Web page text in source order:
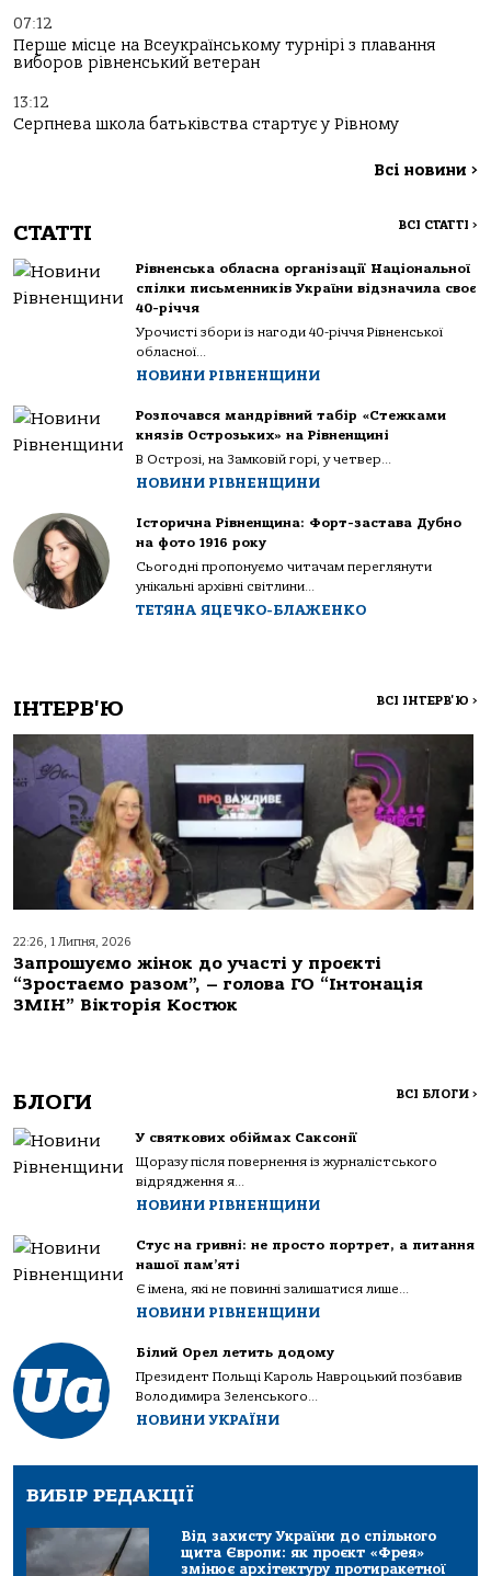
07:12
Перше місце на Всеукраїнському турнірі з плавання
виборов рівненський ветеран
13:12
Серпнева школа батьківства стартує у Рівному
Всі новини >
СТАТТІ ВСІ СТАТТІ >
Рівненська обласна організації Національної
спілки письменників України відзначила своє
40-річчя
Урочисті збори із нагоди 40-річчя Рівненської
обласної...
НОВИНИ РІВНЕНЩИНИ
Розпочався мандрівний табір «Стежками
князів Острозьких» на Рівненщині
В Острозі, на Замковій горі, у четвер...
НОВИНИ РІВНЕНЩИНИ
Історична Рівненщина: Форт-застава Дубно
на фото 1916 року
Сьогодні пропонуємо читачам переглянути
унікальні архівні світлини...
ТЕТЯНА ЯЦЕЧКО-БЛАЖЕНКО
ІНТЕРВ'Ю ВСІ ІНТЕРВ'Ю >
22:26, 1 Липня, 2026
Запрошуємо жінок до участі у проєкті
“Зростаємо разом”, – голова ГО “Інтонація
ЗМІН” Вікторія Костюк
БЛОГИ ВСІ БЛОГИ >
У святкових обіймах Саксонії
Щоразу після повернення із журналістського
відрядження я...
НОВИНИ РІВНЕНЩИНИ
Стус на гривні: не просто портрет, а питання
нашої пам’яті
Є імена, які не повинні залишатися лише...
НОВИНИ РІВНЕНЩИНИ
Білий Орел летить додому
Президент Польщі Кароль Навроцький позбавив
Володимира Зеленського...
НОВИНИ УКРАЇНИ
ВИБІР РЕДАКЦІЇ
Від захисту України до спільного
щита Європи: як проєкт «Фрея»
змінює архітектуру протиракетної